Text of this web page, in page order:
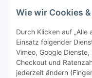
Wie wir Cookies
Durch Klicken auf „Alle
Einsatz folgender
Vimeo, Google
Checkout und
jederzeit ändern
Unsere Seiten
Social Media